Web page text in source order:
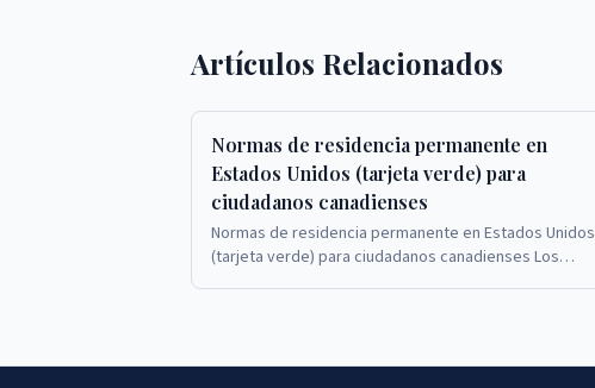
Artículos Relacionados
Normas de residencia permanente en
Estados Unidos (tarjeta verde) para
ciudadanos canadienses
Normas de residencia permanente en Estados Unidos
(tarjeta verde) para ciudadanos canadienses Los